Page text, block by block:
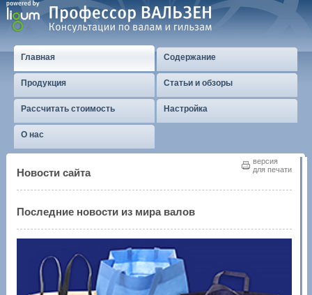
Главная Содержание
Продукция Статьи и обзоры
Рассчитать стоимость Настройка
О нас
версия
для печати
Новости сайта
Последние новости из мира валов